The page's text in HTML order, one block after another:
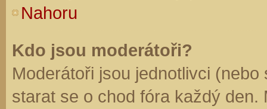
Nahoru
Kdo jsou moderátoři?
Moderátoři jsou jednotlivci
starat se o chod fóra každý